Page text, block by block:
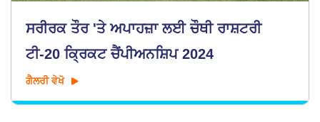
ਸਰੀਰਕ ਤੌਰ 'ਤੇ ਅਪਾਹਜ਼ਾ ਲਈ ਚੌਥੀ ਰਾਸ਼ਟਰੀ
ਟੀ-20 ਕ੍ਰਿਕਟ ਚੈਂਪੀਅਨਸ਼ਿਪ 2024
ਗੈਲਰੀ ਵੇਖੋ